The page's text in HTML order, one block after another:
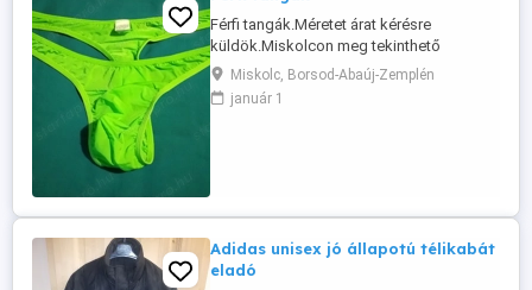
Férfi tangák.Méretet árat kérésre
küldök.Miskolcon meg tekinthető
átvehető személyesen.Nem postázom
autómatázok vagy viszem sehova.Csak
személyes átvétel lehetséges.Nézd még a
Miskolc, Borsod-Abaúj-Zemplén
január 1
Adidas unisex jó állapotú télikabát
eladó